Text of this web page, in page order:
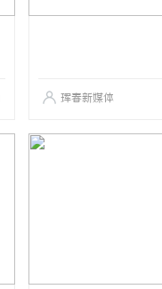
珲春新媒体